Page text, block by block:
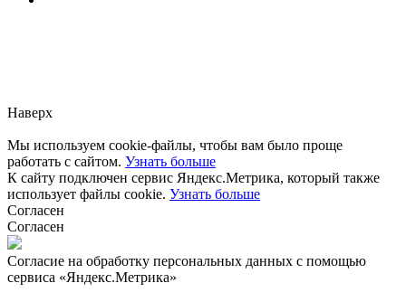
Наверх
Мы используем cookie-файлы, чтобы вам было проще
работать с сайтом. Узнать больше
К сайту подключен сервис Яндекс.Метрика, который также
использует файлы cookie. Узнать больше
Согласен
Согласен
Согласие на обработку персональных данных с помощью
сервиса «Яндекс.Метрика»